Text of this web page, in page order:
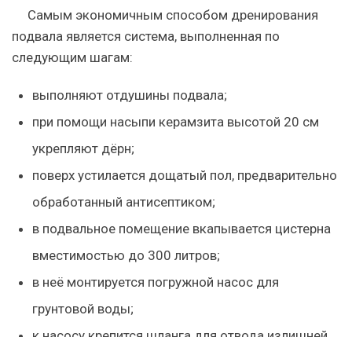
Самым экономичным способом дренирования
подвала является система, выполненная по
следующим шагам:
выполняют отдушины подвала;
при помощи насыпи керамзита высотой 20 см
укрепляют дёрн;
поверх устилается дощатый пол, предварительно
обработанный антисептиком;
в подвальное помещение вкапывается цистерна
вместимостью до 300 литров;
в неё монтируется погружной насос для
грунтовой воды;